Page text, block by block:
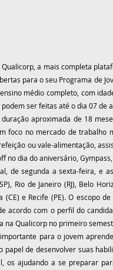
Qualicorp, a mais completa
para o seu Programa de
médio completo, com
ser feitas até o dia 07 de
aproximada de 18
foco no mercado de trabalho
ou vale-alimentação,
no dia do aniversário,
de segunda a sexta-feira, e
Rio de Janeiro (RJ), Belo
(CE) e Recife (PE). O escopo
acordo com o perfil do
na Qualicorp no primeiro
para o jovem
papel de desenvolver suas
os ajudando a se preparar